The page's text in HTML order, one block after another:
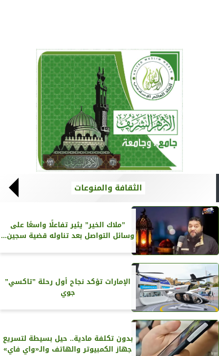
الثقافة والمنوعات
”ملاك الخير” يثير تفاعلًا واسعًا على
وسائل التواصل بعد تناوله قضية سجين...
الإمارات تؤكد نجاح أول رحلة ”تاكسي”
جوي
بدون تكلفة مادية.. حيل بسيطة لتسريع
جهاز الكمبيوتر والهاتف والـ«واي فاي»